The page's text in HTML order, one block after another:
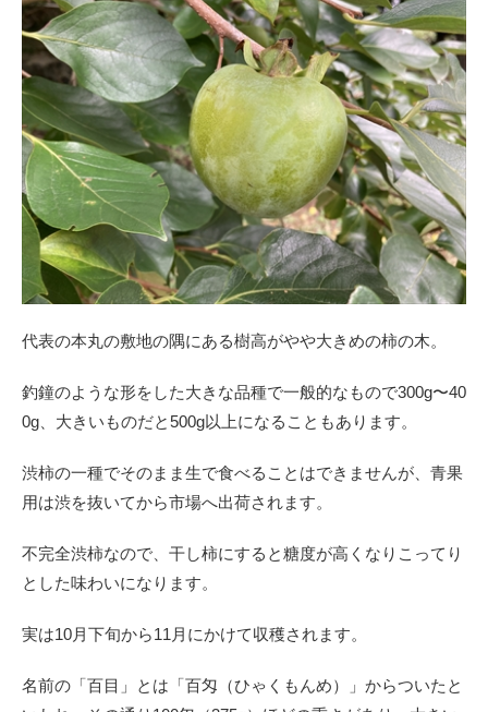
代表の本丸の敷地の隅にある樹高がやや大きめの柿の木。
釣鐘のような形をした大きな品種で一般的なもので300g〜40
0g、大きいものだと500g以上になることもあります。
渋柿の一種でそのまま生で食べることはできませんが、青果
用は渋を抜いてから市場へ出荷されます。
不完全渋柿なので、干し柿にすると糖度が高くなりこってり
とした味わいになります。
実は10月下旬から11月にかけて収穫されます。
名前の「百目」とは「百匁（ひゃくもんめ）」からついたと